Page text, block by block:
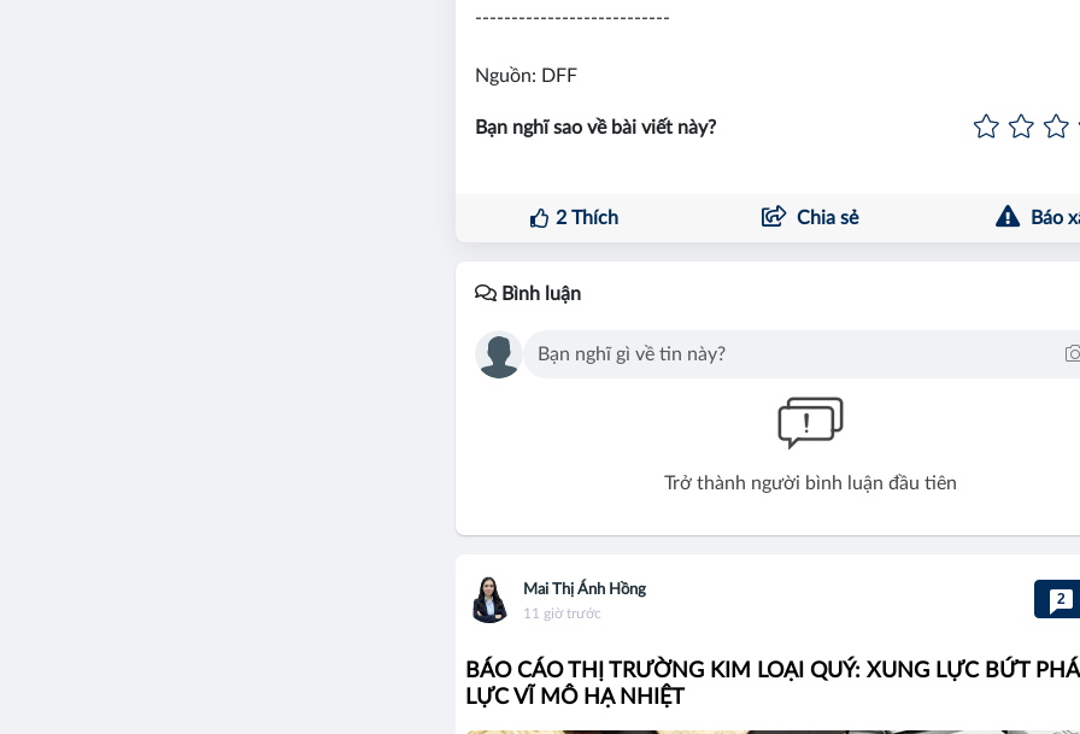
---------------------------
Nguồn: DFF
Bạn nghĩ sao về bài viết này?
2Thích Chia sẻ Báo
Bình luận
Trở thành người bình luận đầu tiên
Mai Thị Ánh Hồng
11 giờ trước
2
BÁO CÁO THỊ TRƯỜNG KIM LOẠI QUÝ: XUNG LỰC BỨT
LỰC VĨ MÔ HẠ NHIỆT